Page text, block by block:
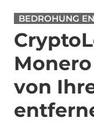
BEDROHUNG
von